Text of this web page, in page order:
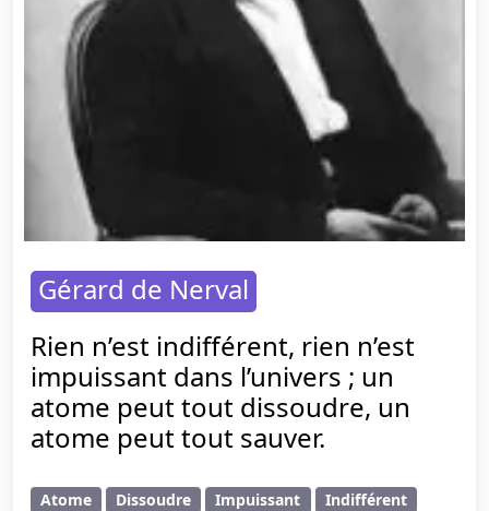
Gérard de Nerval
Rien n’est indifférent, rien n’est
impuissant dans l’univers ; un
atome peut tout dissoudre, un
atome peut tout sauver.
Atome Dissoudre Impuissant Indifférent